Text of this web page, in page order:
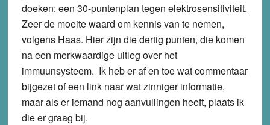
doeken: een 30-puntenplan tegen elektrosensitiviteit.
Zeer de moeite waard om kennis van te nemen,
volgens Haas. Hier zijn die dertig punten, die komen
na een merkwaardige uitleg over het
immuunsysteem. Ik heb er af en toe wat commentaar
bijgezet of een link naar wat zinniger informatie,
maar als er iemand nog aanvullingen heeft, plaats ik
die er graag bij.